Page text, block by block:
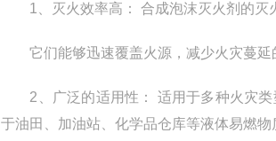
1、灭火效率高： 合成泡沫灭火剂的灭
它们能够迅速覆盖火源，减少火灾蔓延
2、广泛的适用性： 适用于多种火灾类
于油田、加油站、化学品仓库等液体易燃物